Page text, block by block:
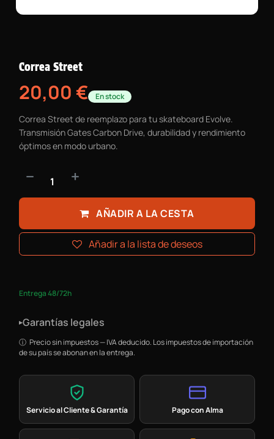
Correa Street
20,00 € En stock
Correa Street de reemplazo para tu skateboard Evolve.
Transmisión Gates Carbon Drive, durabilidad y rendimiento
óptimos en modo urbano.
AÑADIR A LA CESTA
Añadir a la lista de deseos
Entrega 48/72h
▸Garantías legales
Precio sin impuestos — IVA deducido. Los impuestos de importación
de su país se abonan en la entrega.
Servicio al Cliente & Garantía Pago con Alma